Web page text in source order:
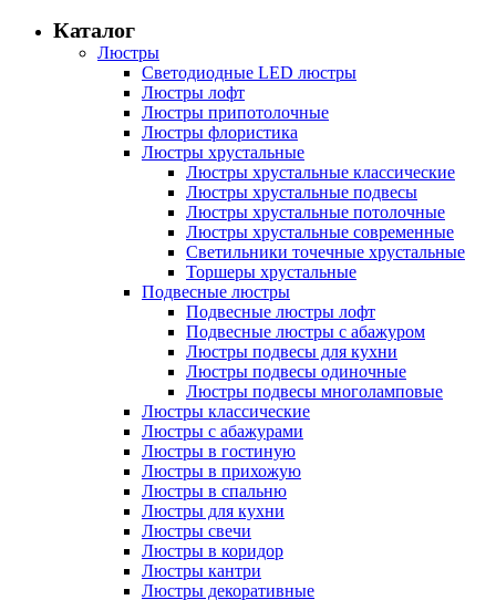
Каталог
Люстры
Светодиодные LED люстры
Люстры лофт
Люстры припотолочные
Люстры флористика
Люстры хрустальные
Люстры хрустальные классические
Люстры хрустальные подвесы
Люстры хрустальные потолочные
Люстры хрустальные современные
Светильники точечные хрустальные
Торшеры хрустальные
Подвесные люстры
Подвесные люстры лофт
Подвесные люстры с абажуром
Люстры подвесы для кухни
Люстры подвесы одиночные
Люстры подвесы многоламповые
Люстры классические
Люстры с абажурами
Люстры в гостиную
Люстры в прихожую
Люстры в спальню
Люстры для кухни
Люстры свечи
Люстры в коридор
Люстры кантри
Люстры декоративные